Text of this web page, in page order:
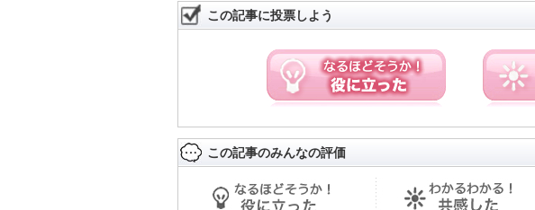
この記事に投票しよう
この記事のみんなの評価